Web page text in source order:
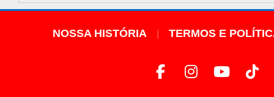
NOSSA HISTÓRIA TERMOS E